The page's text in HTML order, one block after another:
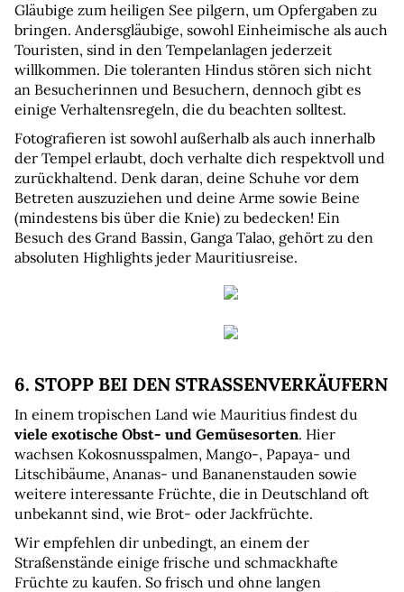
Gläubige zum heiligen See pilgern, um Opfergaben zu
bringen. Andersgläubige, sowohl Einheimische als auch
Touristen, sind in den Tempelanlagen jederzeit
willkommen. Die toleranten Hindus stören sich nicht
an Besucherinnen und Besuchern, dennoch gibt es
einige Verhaltensregeln, die du beachten solltest.
Fotografieren ist sowohl außerhalb als auch innerhalb
der Tempel erlaubt, doch verhalte dich respektvoll und
zurückhaltend. Denk daran, deine Schuhe vor dem
Betreten auszuziehen und deine Arme sowie Beine
(mindestens bis über die Knie) zu bedecken! Ein
Besuch des Grand Bassin, Ganga Talao, gehört zu den
absoluten Highlights jeder Mauritiusreise.
6. STOPP BEI DEN STRASSENVERKÄUFERN
viele exotische Obst- und Gemüsesorten. Hier
wachsen Kokosnusspalmen, Mango-, Papaya- und
Litschibäume, Ananas- und Bananenstauden sowie
weitere interessante Früchte, die in Deutschland oft
unbekannt sind, wie Brot- oder Jackfrüchte.
Wir empfehlen dir unbedingt, an einem der
Straßenstände einige frische und schmackhafte
Früchte zu kaufen. So frisch und ohne langen